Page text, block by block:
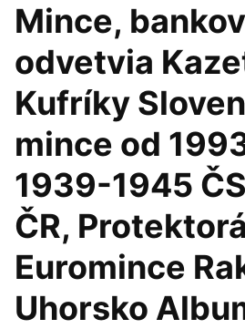
Mince,
odvetvia
Kufríky
mince od
1939-1945
ČR,
Euromince
Uhorsko